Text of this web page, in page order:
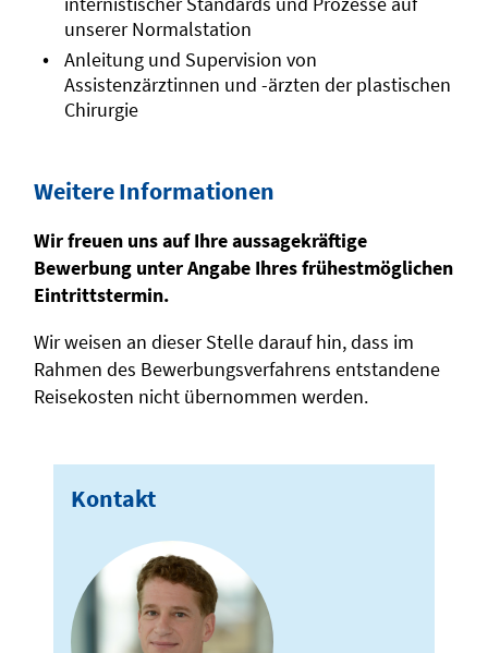
unserer Normalstation
Anleitung und Supervision von
Assistenzärztinnen und -ärzten der plastischen
Chirurgie
Weitere Informationen
Wir freuen uns auf Ihre aussagekräftige
Bewerbung unter Angabe Ihres frühestmöglichen
Eintrittstermin.
Wir weisen an dieser Stelle darauf hin, dass im
Rahmen des Bewerbungsverfahrens entstandene
Reisekosten nicht übernommen werden.
Kontakt